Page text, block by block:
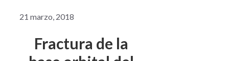
21 marzo, 2018
Fractura de la